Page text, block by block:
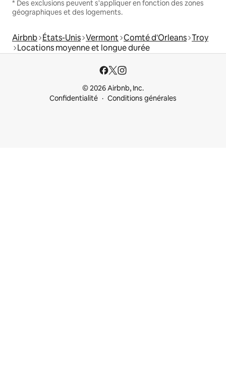
* Des exclusions peuvent s'appliquer en fonction des zones
géographiques et des logements.
Airbnb États-Unis Vermont Comté d'Orleans Troy
Locations moyenne et longue durée
© 2026 Airbnb, Inc.
Confidentialité
Conditions générales